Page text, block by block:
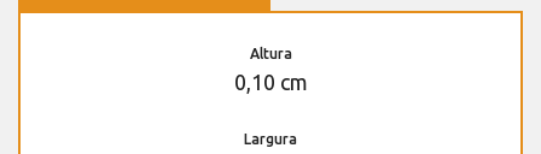
Altura
0,10 cm
Largura